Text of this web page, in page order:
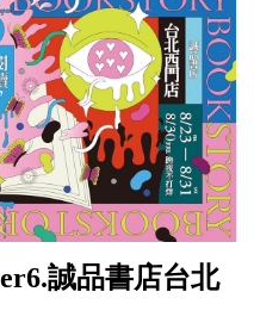
誠品書店台北